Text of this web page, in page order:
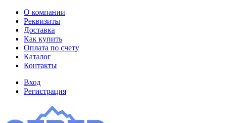
О компании
Реквизиты
Доставка
Как купить
Оплата по счету
Каталог
Контакты
Вход
Регистрация